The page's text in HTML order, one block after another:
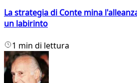
La strategia di Conte mina
un labirinto
1 min di lettura